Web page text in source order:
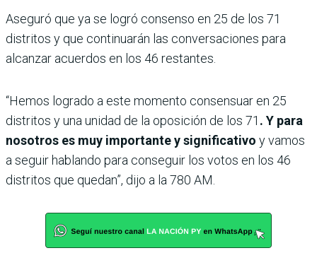
Aseguró que ya se logró consenso en 25 de los 71
distritos y que continuarán las conversaciones para
alcanzar acuerdos en los 46 restantes.
“Hemos logrado a este momento consensuar en 25
distritos y una unidad de la oposición de los 71 . Y para
nosotros es muy importante y significativo y vamos
a seguir hablando para conseguir los votos en los 46
distritos que quedan”, dijo a la 780 AM.